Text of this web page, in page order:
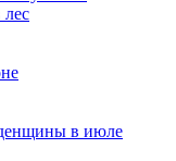
в июле